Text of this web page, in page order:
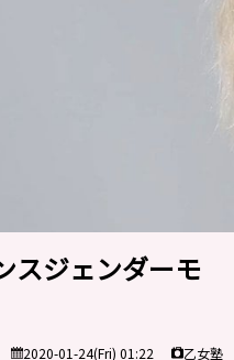
スジェンダーモ
2020-01-24(Fri) 01:22 乙女塾